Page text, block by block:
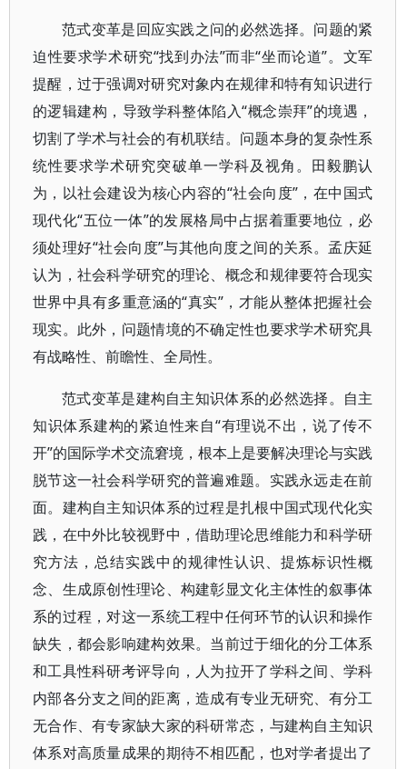
范式变革是回应实践之问的必然选择。问题的紧
迫性要求学术研究“找到办法”而非“坐而论道”。文军
提醒，过于强调对研究对象内在规律和特有知识进行
的逻辑建构，导致学科整体陷入“概念崇拜”的境遇，
切割了学术与社会的有机联结。问题本身的复杂性系
统性要求学术研究突破单一学科及视角。田毅鹏认
为，以社会建设为核心内容的“社会向度”，在中国式
现代化“五位一体”的发展格局中占据着重要地位，必
须处理好“社会向度”与其他向度之间的关系。孟庆延
认为，社会科学研究的理论、概念和规律要符合现实
世界中具有多重意涵的“真实”，才能从整体把握社会
现实。此外，问题情境的不确定性也要求学术研究具
有战略性、前瞻性、全局性。
范式变革是建构自主知识体系的必然选择。自主
知识体系建构的紧迫性来自“有理说不出，说了传不
开”的国际学术交流窘境，根本上是要解决理论与实践
脱节这一社会科学研究的普遍难题。实践永远走在前
面。建构自主知识体系的过程是扎根中国式现代化实
践，在中外比较视野中，借助理论思维能力和科学研
究方法，总结实践中的规律性认识、提炼标识性概
念、生成原创性理论、构建彰显文化主体性的叙事体
系的过程，对这一系统工程中任何环节的认识和操作
缺失，都会影响建构效果。当前过于细化的分工体系
和工具性科研考评导向，人为拉开了学科之间、学科
内部各分支之间的距离，造成有专业无研究、有分工
无合作、有专家缺大家的科研常态，与建构自主知识
体系对高质量成果的期待不相匹配，也对学者提出了